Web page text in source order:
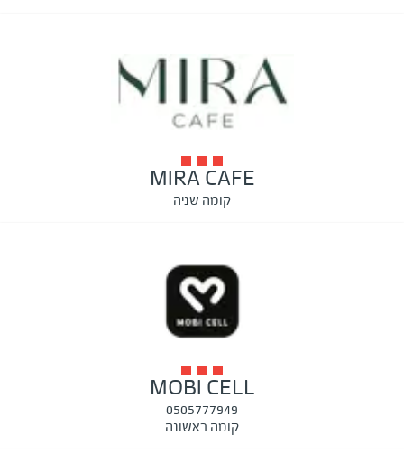
MIRA CAFE
קומה שניה
MOBI CELL
0505777949
קומה ראשונה